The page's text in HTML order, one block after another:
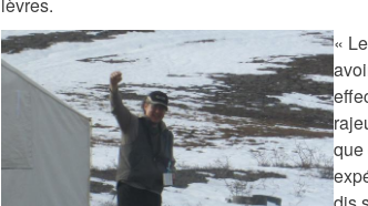
l
e
e
i
_
«
que